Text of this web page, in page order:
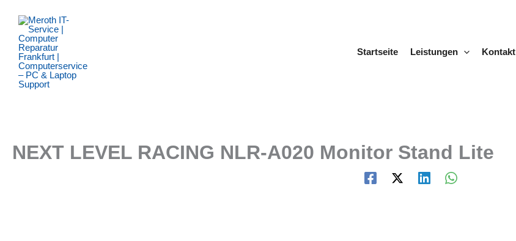
Inhalt
springen
Startseite
Leistungen Kontakt
NEXT LEVEL RACING NLR-A020 Monitor Stand Lite